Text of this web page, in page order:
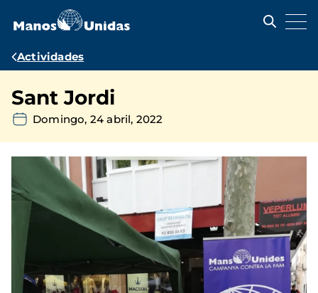
contenido
Ruta
navegación
Actividades
Sant Jordi
Domingo, 24 abril, 2022